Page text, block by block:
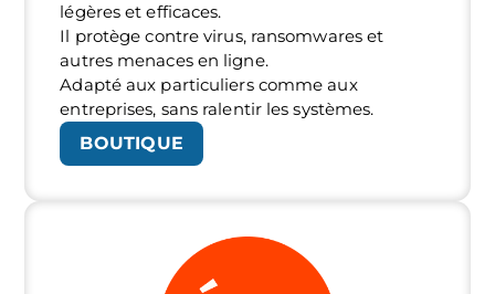
légères et efficaces.
Il protège contre virus, ransomwares et
autres menaces en ligne.
Adapté aux particuliers comme aux
entreprises, sans ralentir les systèmes.
BOUTIQUE